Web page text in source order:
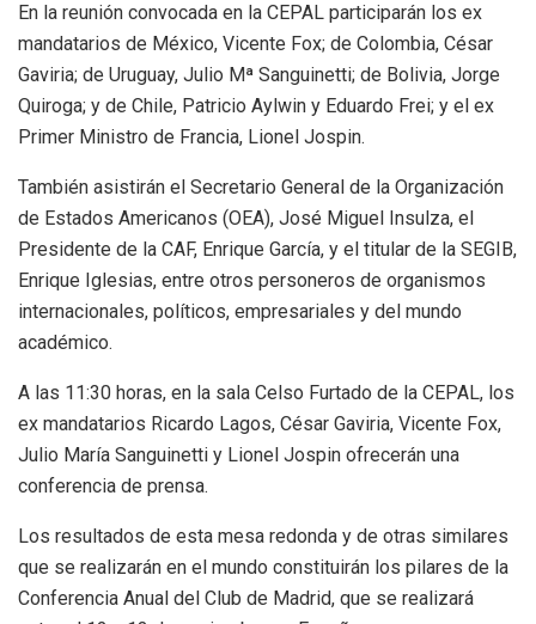
En la reunión convocada en la CEPAL participarán los ex
mandatarios de México, Vicente Fox; de Colombia, César
Gaviria; de Uruguay, Julio Mª Sanguinetti; de Bolivia, Jorge
Quiroga; y de Chile, Patricio Aylwin y Eduardo Frei; y el ex
Primer Ministro de Francia, Lionel Jospin.
También asistirán el Secretario General de la Organización
de Estados Americanos (OEA), José Miguel Insulza, el
Presidente de la CAF, Enrique García, y el titular de la SEGIB,
Enrique Iglesias, entre otros personeros de organismos
internacionales, políticos, empresariales y del mundo
académico.
A las 11:30 horas, en la sala Celso Furtado de la CEPAL, los
ex mandatarios Ricardo Lagos, César Gaviria, Vicente Fox,
Julio María Sanguinetti y Lionel Jospin ofrecerán una
conferencia de prensa.
Los resultados de esta mesa redonda y de otras similares
que se realizarán en el mundo constituirán los pilares de la
Conferencia Anual del Club de Madrid, que se realizará